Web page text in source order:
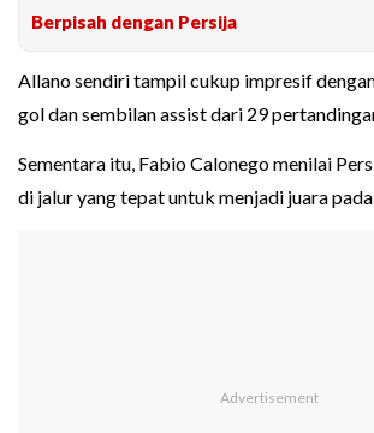
Berpisah dengan Persija
Allano sendiri tampil cukup impresif
gol dan sembilan assist dari 29
Sementara itu, Fabio Calonego menilai
di jalur yang tepat untuk menjadi juara